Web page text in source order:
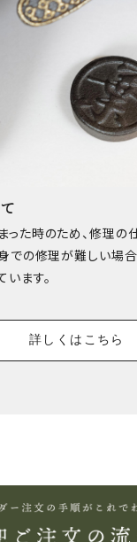
った時のため、修理の
身での修理が難しい場
ます。
詳しくはこちら